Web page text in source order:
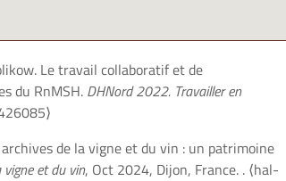
Le travail collaboratif et de
du RnMSH. DHNord 2022. Travailler en
archives de la vigne et du vin : un patrimoine
et du vin, Oct 2024, Dijon, France. . ⟨hal-